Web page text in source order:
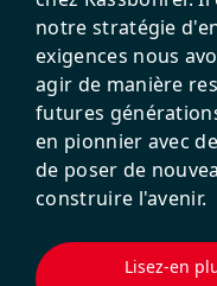
notre stratégie
exigences nous
agir de manière
futures
en pionnier avec
de poser de
construire l'avenir.
Lisez-en